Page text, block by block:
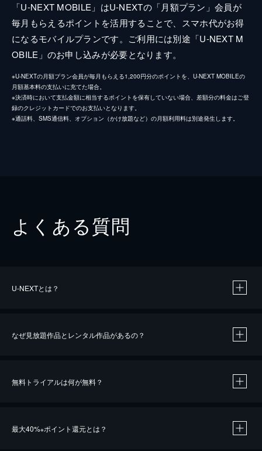
「U-NEXT MOBILE」はU-NEXTの「月額プラン」会員が
毎月もらえるポイントを活用することで、スマホ代がお得
になるモバイルプランです。ご利用には別途「U-NEXT M
OBILE」のお申し込みが必要となります。
※U-NEXTの月額プラン会員が毎月もらえる1,200円分のポイントを、U-NEXT MOBILEの
月額基本料の支払いに充てた場合。
※決済時において支払金額に相当するポイントを保有していない場合、差額分の料金はご登
録のクレジットカードでのお支払いとなります。
※通話料、SMS通信料、オプション（かけ放題など）の月額利用料は別途発生します。
よくある質問
U-NEXTとは？
なぜ見放題作品とレンタル作品があるの？
無料トライアルは何が無料？
最大40%※ポイント還元とは？